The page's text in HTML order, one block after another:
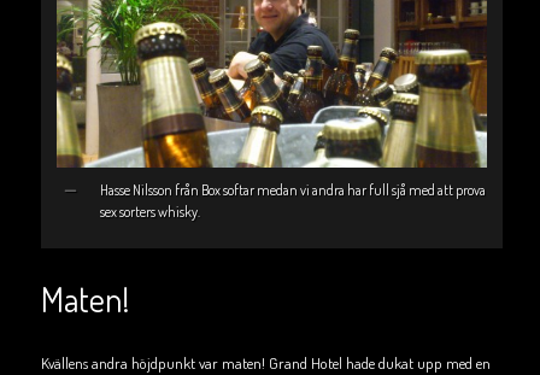
Hasse Nilsson från Box softar medan vi andra har full sjå med att prova
sex sorters whisky.
Maten!
Kvällens andra höjdpunkt var maten! Grand Hotel hade dukat upp med en